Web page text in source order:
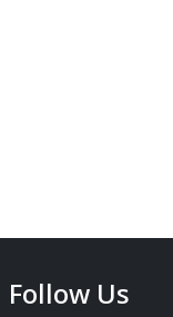
Follow Us